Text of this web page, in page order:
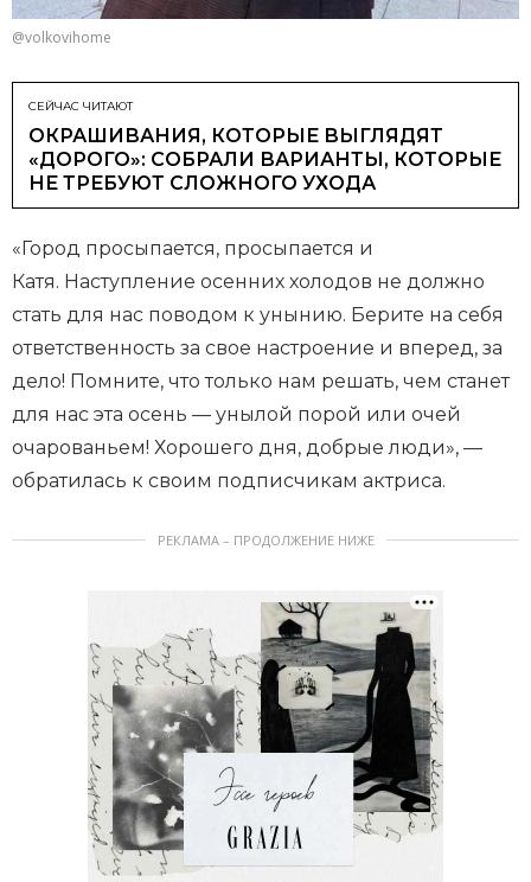
@volkovihome
СЕЙЧАС ЧИТАЮТ
ОКРАШИВАНИЯ, КОТОРЫЕ ВЫГЛЯДЯТ
«ДОРОГО»: СОБРАЛИ ВАРИАНТЫ, КОТОРЫЕ
НЕ ТРЕБУЮТ СЛОЖНОГО УХОДА
«Город просыпается, просыпается и
Катя. Наступление осенних холодов не должно
стать для нас поводом к унынию. Берите на себя
ответственность за свое настроение и вперед, за
дело! Помните, что только нам решать, чем станет
для нас эта осень — унылой порой или очей
очарованьем! Хорошего дня, добрые люди», —
обратилась к своим подписчикам актриса.
РЕКЛАМА – ПРОДОЛЖЕНИЕ НИЖЕ